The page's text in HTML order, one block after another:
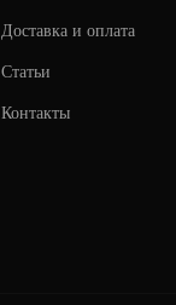
Доставка и оплата
Статьи
Контакты